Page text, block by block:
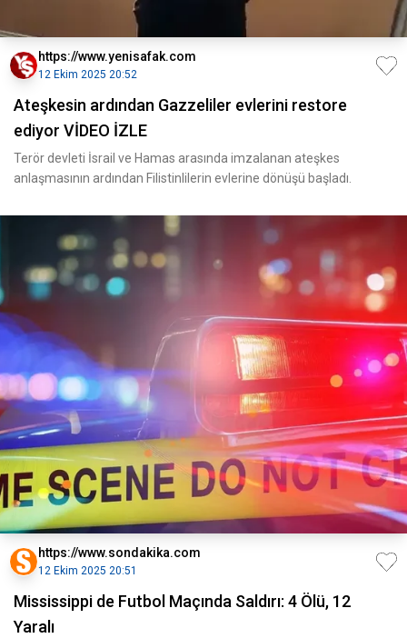
https://www.yenisafak.com
12 Ekim 2025 20:52
Ateşkesin ardından Gazzeliler evlerini restore
ediyor VİDEO İZLE
Terör devleti İsrail ve Hamas arasında imzalanan ateşkes
anlaşmasının ardından Filistinlilerin evlerine dönüşü başladı.
https://www.sondakika.com
12 Ekim 2025 20:51
Mississippi de Futbol Maçında Saldırı: 4 Ölü, 12
Yaralı